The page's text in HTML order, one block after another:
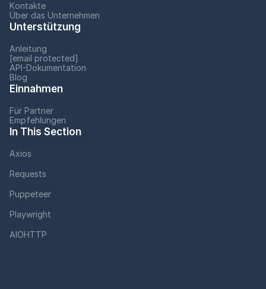
Kontakte
Über das Unternehmen
Unterstützung
Anleitung
[email protected]
API-Dokumentation
Blog
Einnahmen
Für Partner
Empfehlungen
In This Section
Axios
Requests
Puppeteer
Playwright
AIOHTTP